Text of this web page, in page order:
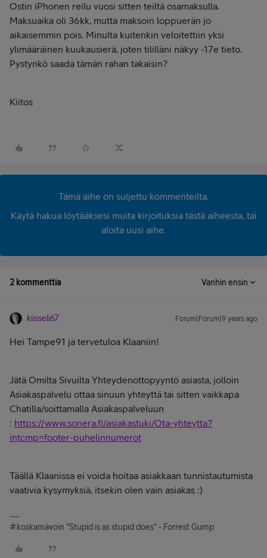
Ostin iPhonen reilu vuosi sitten teiltä osamaksulla.
Maksuaika oli 36kk, mutta maksoin loppuerän jo
aikaisemmin pois. Minulta kuitenkin veloitettiin yksi
ylimääräinen kuukausierä, joten tililläni näkyy -17e tieto.
Pystynkö saada tämän rahan takaisin?
Kiitos
Tämä aihe on suljettu kommenteilta.
Käytä hakua löytääksesi muita kirjoituksia tästä aiheesta, tai
aloita uusi aihe.
2 kommenttia Vanhin ensin
kiisseli67 Forum|Forum|9 years ago
Hei Tampe91 ja tervetuloa Klaaniin!
Jätä Omilta Sivuilta Yhteydenottopyyntö asiasta, jolloin
Asiakaspalvelu ottaa sinuun yhteyttä tai sitten vaikkapa
Chatilla/soittamalla Asiakaspalveluun
: https://www.sonera.fi/asiakastuki/Ota-yhteytta?
intcmp=footer-puhelinnumerot
Täällä Klaanissa ei voida hoitaa asiakkaan tunnistautumista
vaativia kysymyksiä, itsekin olen vain asiakas :)
#koskamävoin "Stupid is as stupid does" - Forrest Gump